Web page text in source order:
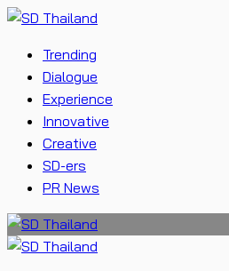
Trending
Dialogue
Experience
Innovative
Creative
SD-ers
PR News